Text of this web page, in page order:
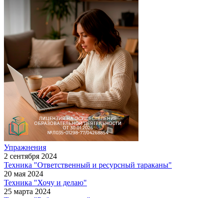
Упражнения
2 сентября 2024
Техника "Ответственный и ресурсный тараканы"
20 мая 2024
Техника "Хочу и делаю"
25 марта 2024